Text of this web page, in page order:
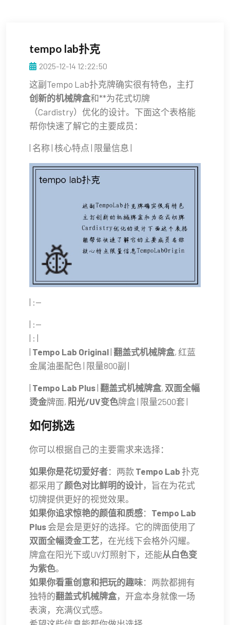
tempo lab扑克
2025-12-14 12:22:50
这副Tempo Lab扑克牌确实很有特色，主打
创新的机械牌盒和**为花式切牌
（Cardistry）优化的设计。下面这个表格能
帮你快速了解它的主要成员：
| 名称 | 核心特点 | 限量信息 |
| :--
| :--
| : |
| Tempo Lab Original| 翻盖式机械牌盒, 红蓝
金属油墨配色 | 限量800副 |
| Tempo Lab Plus| 翻盖式机械牌盒, 双面全幅
烫金牌面, 阳光/UV变色牌盒 | 限量2500套 |
如何挑选
你可以根据自己的主要需求来选择：
如果你是花切爱好者：两款 Tempo Lab 扑克
都采用了颜色对比鲜明的设计，旨在为花式
切牌提供更好的视觉效果。
如果你追求惊艳的颜值和质感： Tempo Lab
Plus 会是会是更好的选择。它的牌面使用了
双面全幅烫金工艺，在光线下会格外闪耀。
牌盒在阳光下或UV灯照射下，还能从白色变
为紫色。
如果你看重创意和把玩的趣味：两款都拥有
独特的翻盖式机械牌盒，开盒本身就像一场
表演，充满仪式感。